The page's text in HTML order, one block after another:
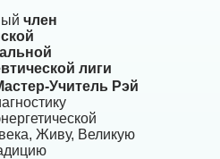
член
лиги
Учитель Рэй
Живу, Великую